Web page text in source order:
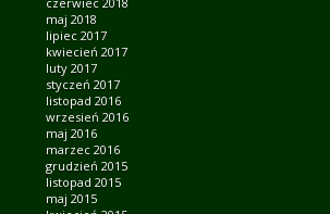
maj 2018
lipiec 2017
kwiecień 2017
luty 2017
styczeń 2017
listopad 2016
wrzesień 2016
maj 2016
marzec 2016
grudzień 2015
listopad 2015
maj 2015